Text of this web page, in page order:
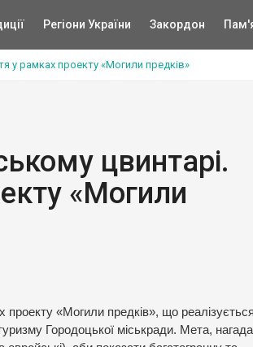
Регіони України Закордон
у рамках проекту «Могили предків»
цвинтарі.
«Могили
проекту «Могили предків», що
туризму Городоцької міськради. Мета,